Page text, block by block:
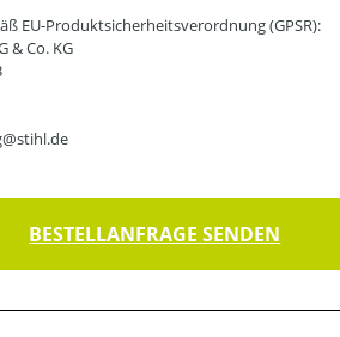
EU-Produktsicherheitsverordnung (GPSR):
& Co. KG
BESTELLANFRAGE SENDEN